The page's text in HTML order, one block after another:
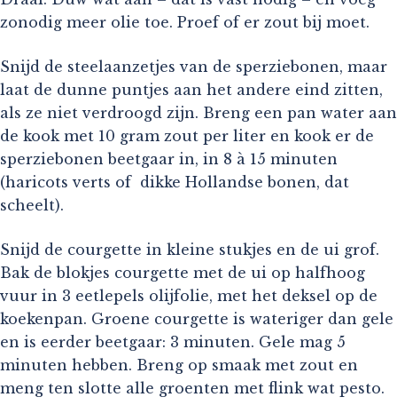
zonodig meer olie toe. Proef of er zout bij moet.
Snijd de steelaanzetjes van de sperziebonen, maar
laat de dunne puntjes aan het andere eind zitten,
als ze niet verdroogd zijn. Breng een pan water aan
de kook met 10 gram zout per liter en kook er de
sperziebonen beetgaar in, in 8 à 15 minuten
(haricots verts of dikke Hollandse bonen, dat
scheelt).
Snijd de courgette in kleine stukjes en de ui grof.
Bak de blokjes courgette met de ui op halfhoog
vuur in 3 eetlepels olijfolie, met het deksel op de
koekenpan. Groene courgette is wateriger dan gele
en is eerder beetgaar: 3 minuten. Gele mag 5
minuten hebben. Breng op smaak met zout en
meng ten slotte alle groenten met flink wat pesto.